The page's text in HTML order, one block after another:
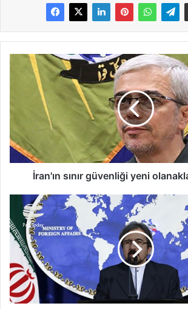
İran'ın sınır güvenliği yeni